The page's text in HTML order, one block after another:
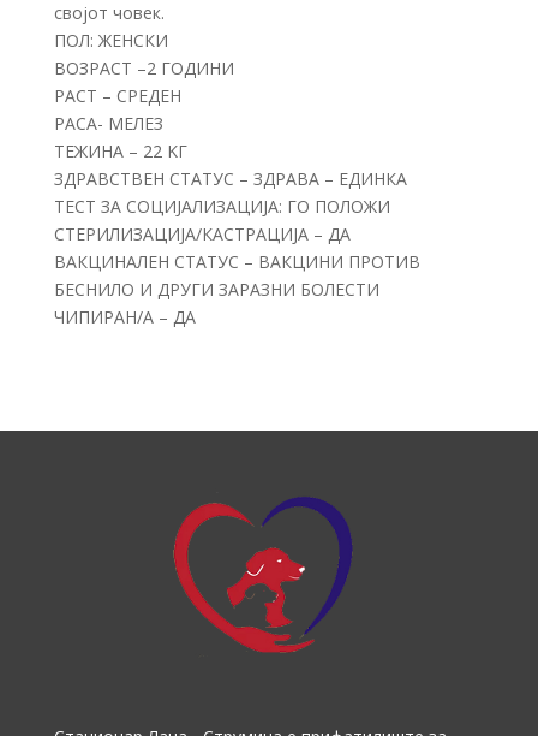
својот човек.
ПОЛ: ЖЕНСКИ
ВОЗРАСТ –2 ГОДИНИ
РАСТ – СРЕДЕН
РАСА- МЕЛЕЗ
ТЕЖИНА – 22 KГ
ЗДРАВСТВЕН СТАТУС – ЗДРАВА – ЕДИНКА
ТЕСТ ЗА СОЦИЈАЛИЗАЦИЈА: ГО ПОЛОЖИ
СТЕРИЛИЗАЦИЈА/КАСТРАЦИЈА – ДА
ВАКЦИНАЛЕН СТАТУС – ВАКЦИНИ ПРОТИВ
БЕСНИЛО И ДРУГИ ЗАРАЗНИ БОЛЕСТИ
ЧИПИРАН/А – ДА